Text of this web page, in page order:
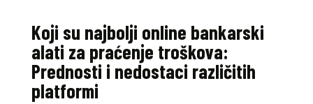
Koji su najbolji online bankarski
alati za praćenje troškova:
Prednosti i nedostaci različitih
platformi